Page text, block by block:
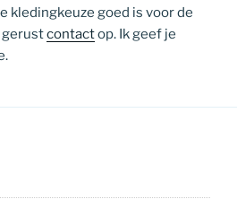
kledingkeuze goed is voor de
gerustcontactop. Ik geef je